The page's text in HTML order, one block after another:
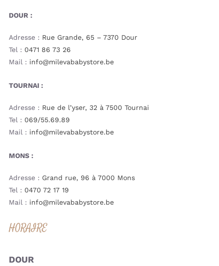
DOUR :
Adresse : Rue Grande, 65 – 7370 Dour
Tel : 0471 86 73 26
Mail : info@milevababystore.be
TOURNAI :
Adresse : Rue de l’yser, 32 à 7500 Tournai
Tel : 069/55.69.89
Mail : info@milevababystore.be
MONS :
Adresse : Grand rue, 96 à 7000 Mons
Tel : 0470 72 17 19
Mail : info@milevababystore.be
HORAIRE
DOUR